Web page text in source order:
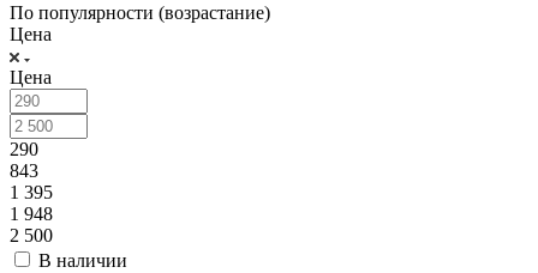
По популярности (возрастание)
Цена
Цена
290
843
1 395
1 948
2 500
В наличии